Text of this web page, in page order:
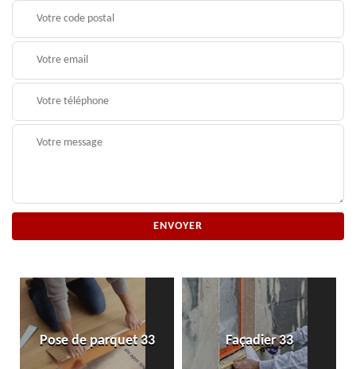
Pose de parquet 33 Façadier 33